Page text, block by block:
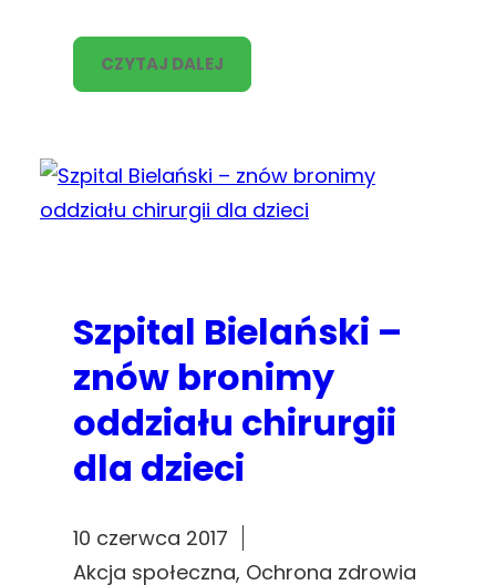
CZYTAJ DALEJ
Szpital Bielański –
znów bronimy
oddziału chirurgii
dla dzieci
10 czerwca 2017
Akcja społeczna, Ochrona zdrowia